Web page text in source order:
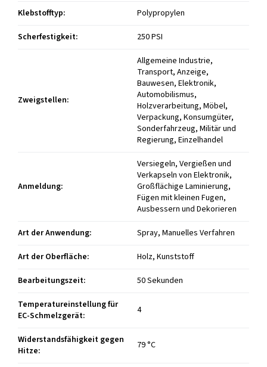
Klebstofftyp:
Polypropylen
Scherfestigkeit: 250 PSI
Zweigstellen:
Allgemeine Industrie,
Transport, Anzeige,
Bauwesen, Elektronik,
Automobilismus,
Holzverarbeitung, Möbel,
Verpackung, Konsumgüter,
Sonderfahrzeug, Militär und
Regierung, Einzelhandel
Anmeldung:
Versiegeln, Vergießen und
Verkapseln von Elektronik,
Großflächige Laminierung,
Fügen mit kleinen Fugen,
Ausbessern und Dekorieren
Art der Anwendung:
Spray, Manuelles Verfahren
Art der Oberfläche:
Holz, Kunststoff
Bearbeitungszeit:
50 Sekunden
Temperatureinstellung für
EC-Schmelzgerät: 4
Widerstandsfähigkeit gegen
Hitze: 79 °C